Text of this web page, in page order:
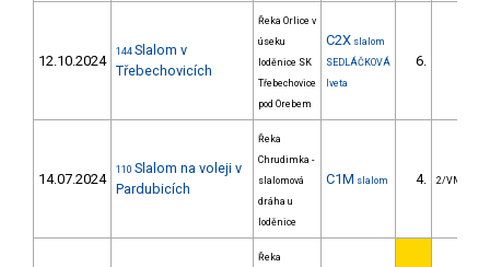
12.10.2024
144 Slalom v
Třebechovicích
Řeka Orlice v
úseku
loděnice SK
Třebechovice
pod Orebem
C2X slalom
SEDLÁČKOVÁ
Iveta
6.
14.07.2024
110 Slalom na voleji v
Pardubicích
Řeka
Chrudimka -
slalomová
dráha u
loděnice
C1M slalom 4. 2/VM
Řeka